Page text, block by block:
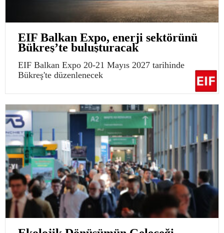
EIF Balkan Expo, enerji sektörünü
Bükreş’te buluşturacak
EIF Balkan Expo 20-21 Mayıs 2027 tarihinde
Bükreş'te düzenlenecek